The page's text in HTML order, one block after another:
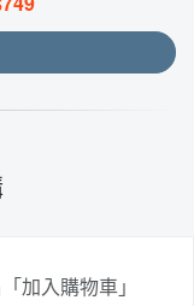
加入購物車」